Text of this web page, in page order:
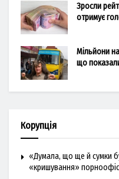
Зросли
отримує
Мільйони
що
Корупція
«Думала, що ще й сумки
«кришування»